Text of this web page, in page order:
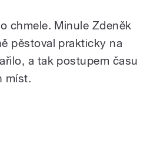
chmele. Minule Zdeněk
pěstoval prakticky na
a tak postupem času
míst.